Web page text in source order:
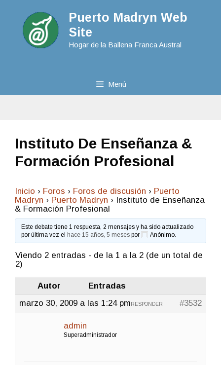
Puerto Madryn Web
Site
Hogar de la Ballena Franca Austral
Menú
Instituto De Enseñanza &
Formación Profesional
Inicio › Foros › Foros de discusión › Puerto
Madryn › Puerto Madryn › Instituto de Enseñanza
& Formación Profesional
Este debate tiene 1 respuesta, 2 mensajes y ha sido actualizado
por última vez elhace 15 años, 5 meses por Anónimo
Viendo 2 entradas - de la 1 a la 2 (de un total de
2)
Autor
Entradas
marzo 30, 2009 a las 1:24 pm
#3532
RESPONDER
admin
Superadministrador